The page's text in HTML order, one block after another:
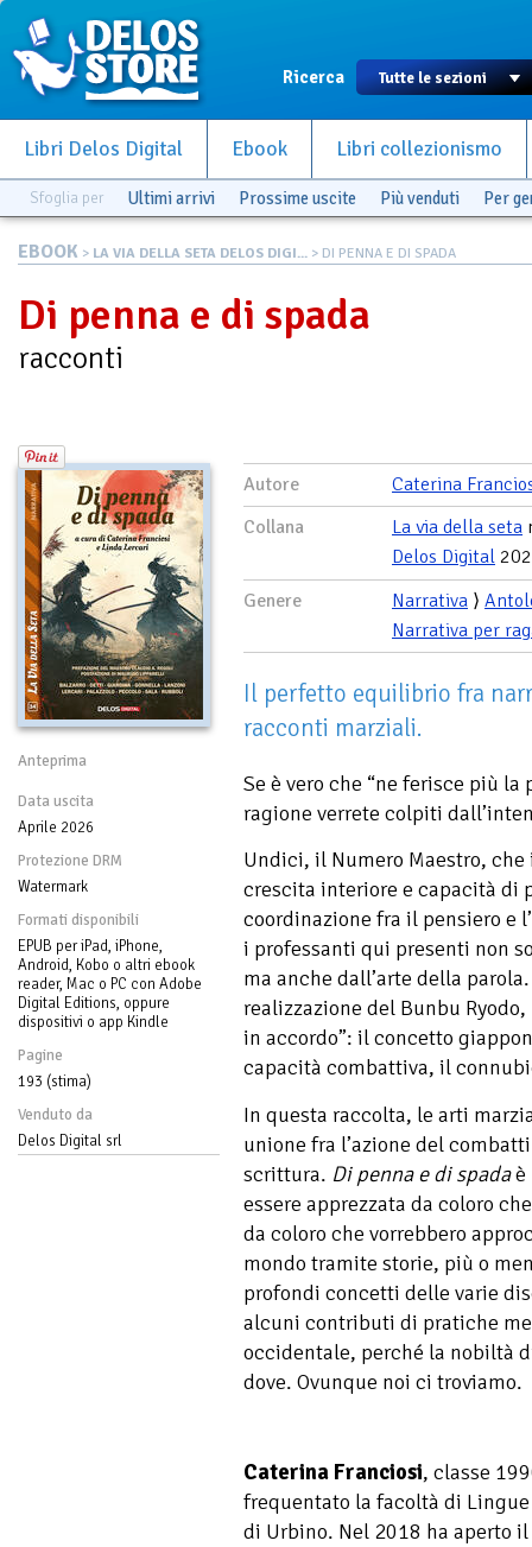
Ricerca
Libri Delos Digital Ebook Libri collezionismo
Sfoglia per Ultimi arrivi Prossime uscite Più venduti Per
EBOOK > LA VIA DELLA SETA DELOS DIGI... > DI PENNA E DI SPADA
Di penna e di spada
racconti
Anteprima
Data uscita
Aprile 2026
Protezione DRM
Watermark
Formati disponibili
EPUB per iPad, iPhone,
Android, Kobo o altri ebook
reader, Mac o PC con Adobe
Digital Editions, oppure
dispositivi o app Kindle
Pagine
193 (stima)
Venduto da
Delos Digital srl
Autore
Caterina
Collana
La via della seta
Delos Digital
Genere
Narrativa ⟩
Narrativa per
Il perfetto equilibrio fra
racconti marziali.
Se è vero che “ne ferisce più
ragione verrete colpiti
Undici, il Numero Maestro,
crescita interiore e capacità di
coordinazione fra il pensiero e
i professanti qui presenti non
ma anche dall’arte della
realizzazione del Bunbu
in accordo”: il concetto
capacità combattiva, il
In questa raccolta, le arti
unione fra l’azione del
scrittura. Di penna e di spadaè
essere apprezzata da coloro
da coloro che vorrebbero
mondo tramite storie, più o
profondi concetti delle varie
alcuni contributi di pratiche
occidentale, perché la nobiltà
dove. Ovunque noi ci troviamo.
Caterina Franciosi, classe
frequentato la facoltà di
di Urbino. Nel 2018 ha aperto